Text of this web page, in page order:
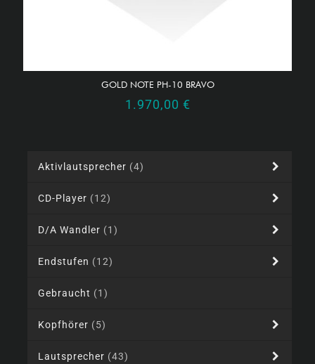
GOLD NOTE PH-10 BRAVO
1.970,00 €
Aktivlautsprecher (4)
CD-Player (12)
D/A Wandler (1)
Endstufen (12)
Gebraucht (1)
Kopfhörer (5)
Lautsprecher (43)